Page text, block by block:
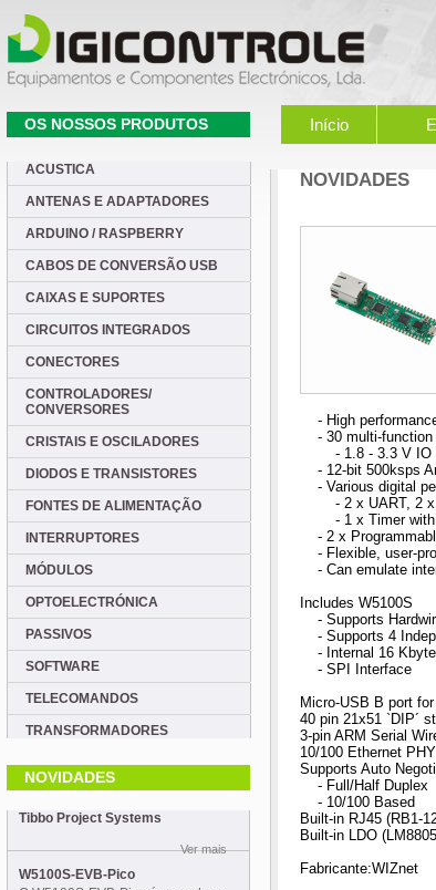
Início
NOVIDADES
- High
- 30 multi-function
- 1.8 - 3.3 V IO
- 12-bit 500ksps
- Various digital
- 2 x UART, 2 x
- 1 x Timer with 4
- 2 x
- Flexible, user-
- Can emulate
Includes W5100S
- Supports
- Supports 4
- Internal 16
- SPI Interface
Micro-USB B port
40 pin 21x51 `DIP´
3-pin ARM Serial
10/100 Ethernet
Supports Auto
- Full/Half Duplex
- 10/100 Based
Built-in RJ45 (RB1-
Built-in LDO
Fabricante:WIZnet
OS NOSSOS PRODUTOS
ACUSTICA
ANTENAS E ADAPTADORES
ARDUINO / RASPBERRY
CABOS DE CONVERSÃO USB
CAIXAS E SUPORTES
CIRCUITOS INTEGRADOS
CONECTORES
CONTROLADORES/
CONVERSORES
CRISTAIS E OSCILADORES
DIODOS E TRANSISTORES
FONTES DE ALIMENTAÇÃO
INTERRUPTORES
MÓDULOS
OPTOELECTRÓNICA
PASSIVOS
SOFTWARE
TELECOMANDOS
TRANSFORMADORES
NOVIDADES
Tibbo Project Systems
Ver mais
W5100S-EVB-Pico